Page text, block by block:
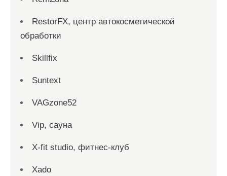
RestorFX, центр автокосметической
обработки
Skillfix
Suntext
VAGzone52
Vip, сауна
X-fit studio, фитнес-клуб
Xado